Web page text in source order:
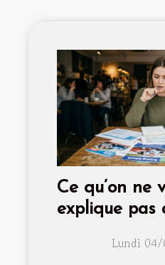
Ce qu’on ne
explique pas
Lundi